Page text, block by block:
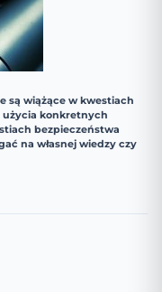
są wiążące w kwestiach
użycia konkretnych
bezpieczeństwa
na własnej wiedzy czy